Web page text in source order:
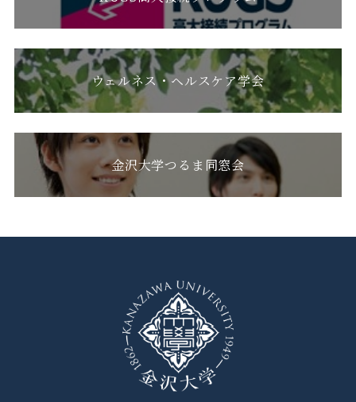
ウェルネス・ヘルスケア学会
金沢大学つるま同窓会